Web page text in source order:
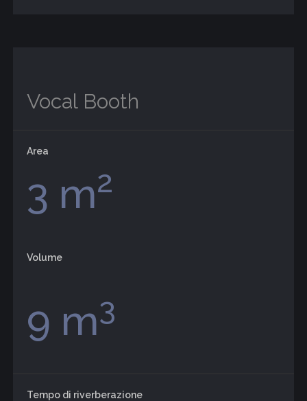
Vocal Booth
Area
3 m2
Volume
9 m3
Tempo di riverberazione